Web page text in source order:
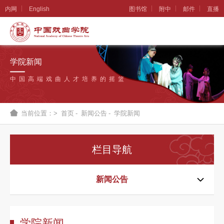
内网 English 图书馆 附中 邮件 直播
学
院
概
况
织
机
学院新闻
中国高端戏曲人才培养的摇篮
当前位置：> 首页 - 新闻公告 - 学院新闻
栏目导航
新闻公告